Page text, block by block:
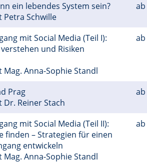
ein lebendes System sein?
Petra Schwille
ab
mit Social Media (Teil I):
und Risiken
Anna-Sophie Standl
ab
Prag
Reiner Stach
ab
mit Social Media (Teil II):
finden – Strategien für einen
entwickeln
Anna-Sophie Standl
ab